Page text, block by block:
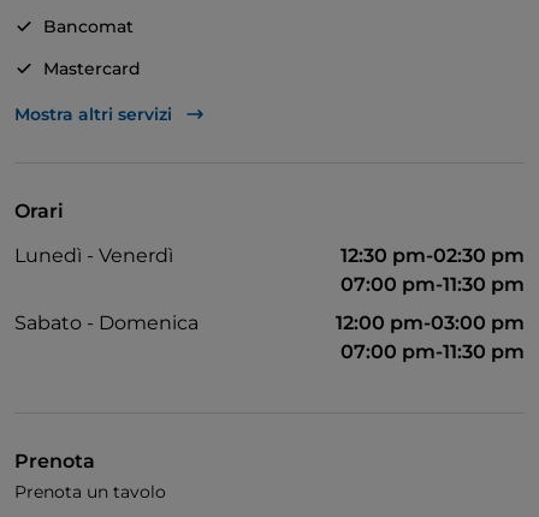
ADATTO A DIVERSE OCCASIONI - Per la tua cena
un'esperienza di gusto.
Bancomat
Mastercard
Visa
Wi-Fi
Mostra altri servizi
Orari
Lunedì - Venerdì
12:30 pm-02:30 pm
07:00 pm-11:30 pm
Sabato - Domenica
12:00 pm-03:00 pm
07:00 pm-11:30 pm
Prenota
Prenota un tavolo